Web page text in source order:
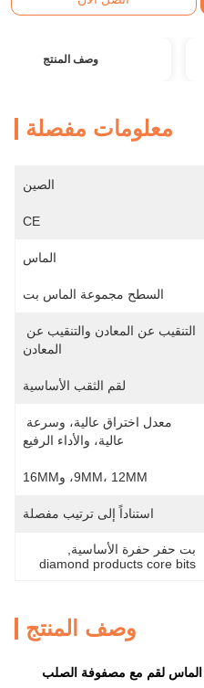
وصف المنتج
معلومات مفصلة
الصين
CE
الماس
السطح مجموعة الماس بت
المعادن
لقم الثقب الأساسية
عالية، والأداء الرفيع
9MM، 12MM، و16MM
استناداً إلى ترتيب مفصلة
بت حفر حفرة الأساسية
diamond products core bits
وصف المنتج
لقم مع مصفوفة الصلب